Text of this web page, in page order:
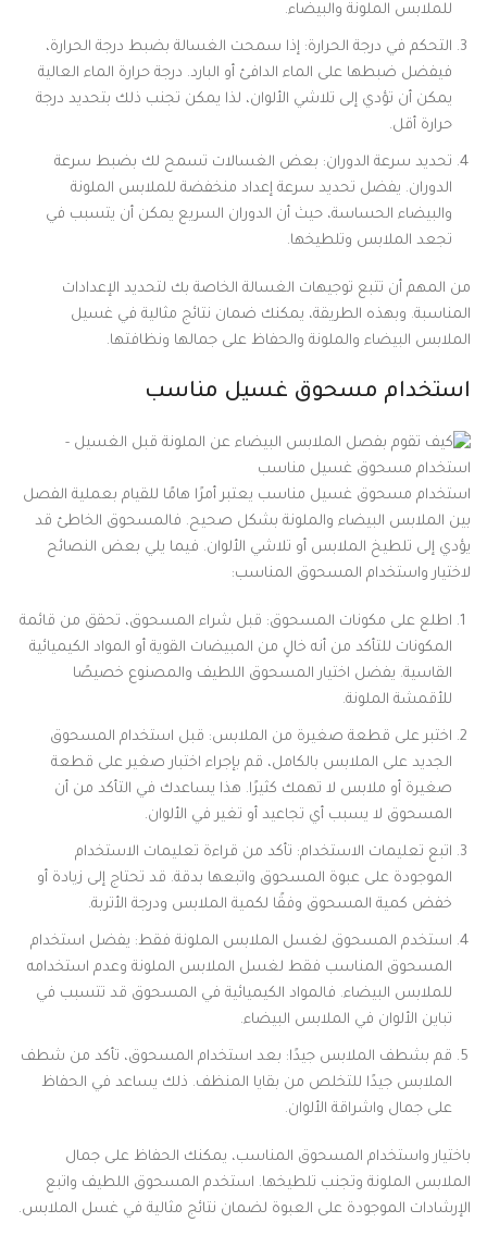
للملابس الملونة والبيضاء.
التحكم في درجة الحرارة: إذا سمحت الغسالة بضبط درجة الحرارة،
فيفضل ضبطها على الماء الدافئ أو البارد. درجة حرارة الماء العالية
يمكن أن تؤدي إلى تلاشي الألوان، لذا يمكن تجنب ذلك بتحديد درجة
حرارة أقل.
تحديد سرعة الدوران: بعض الغسالات تسمح لك بضبط سرعة
الدوران. يفضل تحديد سرعة إعداد منخفضة للملابس الملونة
والبيضاء الحساسة، حيث أن الدوران السريع يمكن أن يتسبب في
تجعد الملابس وتلطيخها.
من المهم أن تتبع توجيهات الغسالة الخاصة بك لتحديد الإعدادات
المناسبة. وبهذه الطريقة، يمكنك ضمان نتائج مثالية في غسيل
الملابس البيضاء والملونة والحفاظ على جمالها ونظافتها.
استخدام مسحوق غسيل مناسب
استخدام مسحوق غسيل مناسب يعتبر أمرًا هامًا للقيام بعملية الفصل
بين الملابس البيضاء والملونة بشكل صحيح. فالمسحوق الخاطئ قد
يؤدي إلى تلطيخ الملابس أو تلاشي الألوان. فيما يلي بعض النصائح
لاختيار واستخدام المسحوق المناسب:
اطلع على مكونات المسحوق: قبل شراء المسحوق، تحقق من قائمة
المكونات للتأكد من أنه خالٍ من المبيضات القوية أو المواد الكيميائية
القاسية. يفضل اختيار المسحوق اللطيف والمصنوع خصيصًا
للأقمشة الملونة.
اختبر على قطعة صغيرة من الملابس: قبل استخدام المسحوق
الجديد على الملابس بالكامل، قم بإجراء اختبار صغير على قطعة
صغيرة أو ملابس لا تهمك كثيرًا. هذا يساعدك في التأكد من أن
المسحوق لا يسبب أي تجاعيد أو تغير في الألوان.
اتبع تعليمات الاستخدام: تأكد من قراءة تعليمات الاستخدام
الموجودة على عبوة المسحوق واتبعها بدقة. قد تحتاج إلى زيادة أو
خفض كمية المسحوق وفقًا لكمية الملابس ودرجة الأتربة.
استخدم المسحوق لغسل الملابس الملونة فقط: يفضل استخدام
المسحوق المناسب فقط لغسل الملابس الملونة وعدم استخدامه
للملابس البيضاء. فالمواد الكيميائية في المسحوق قد تتسبب في
تباين الألوان في الملابس البيضاء.
قم بشطف الملابس جيدًا: بعد استخدام المسحوق، تأكد من شطف
الملابس جيدًا للتخلص من بقايا المنظف. ذلك يساعد في الحفاظ
على جمال واشراقة الألوان.
باختيار واستخدام المسحوق المناسب، يمكنك الحفاظ على جمال
الملابس الملونة وتجنب تلطيخها. استخدم المسحوق اللطيف واتبع
الإرشادات الموجودة على العبوة لضمان نتائج مثالية في غسل الملابس.